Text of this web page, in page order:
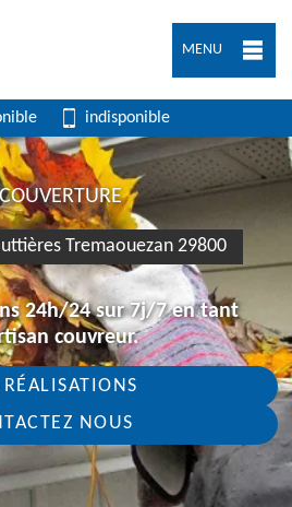
MENU
indisponible
Tremaouezan 29800
24h/24 sur 7j/7 en tant
couvreur.
NOUS